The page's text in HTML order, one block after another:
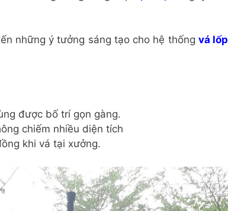
những ý tưởng sáng tạo cho hệ thống vá lốp
được bố trí gọn gàng.
chiếm nhiều diện tích
khi vá tại xưởng.